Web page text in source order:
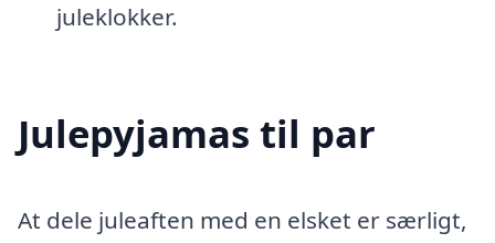
juleklokker.
Julepyjamas til par
At dele juleaften med en elsket er særligt,